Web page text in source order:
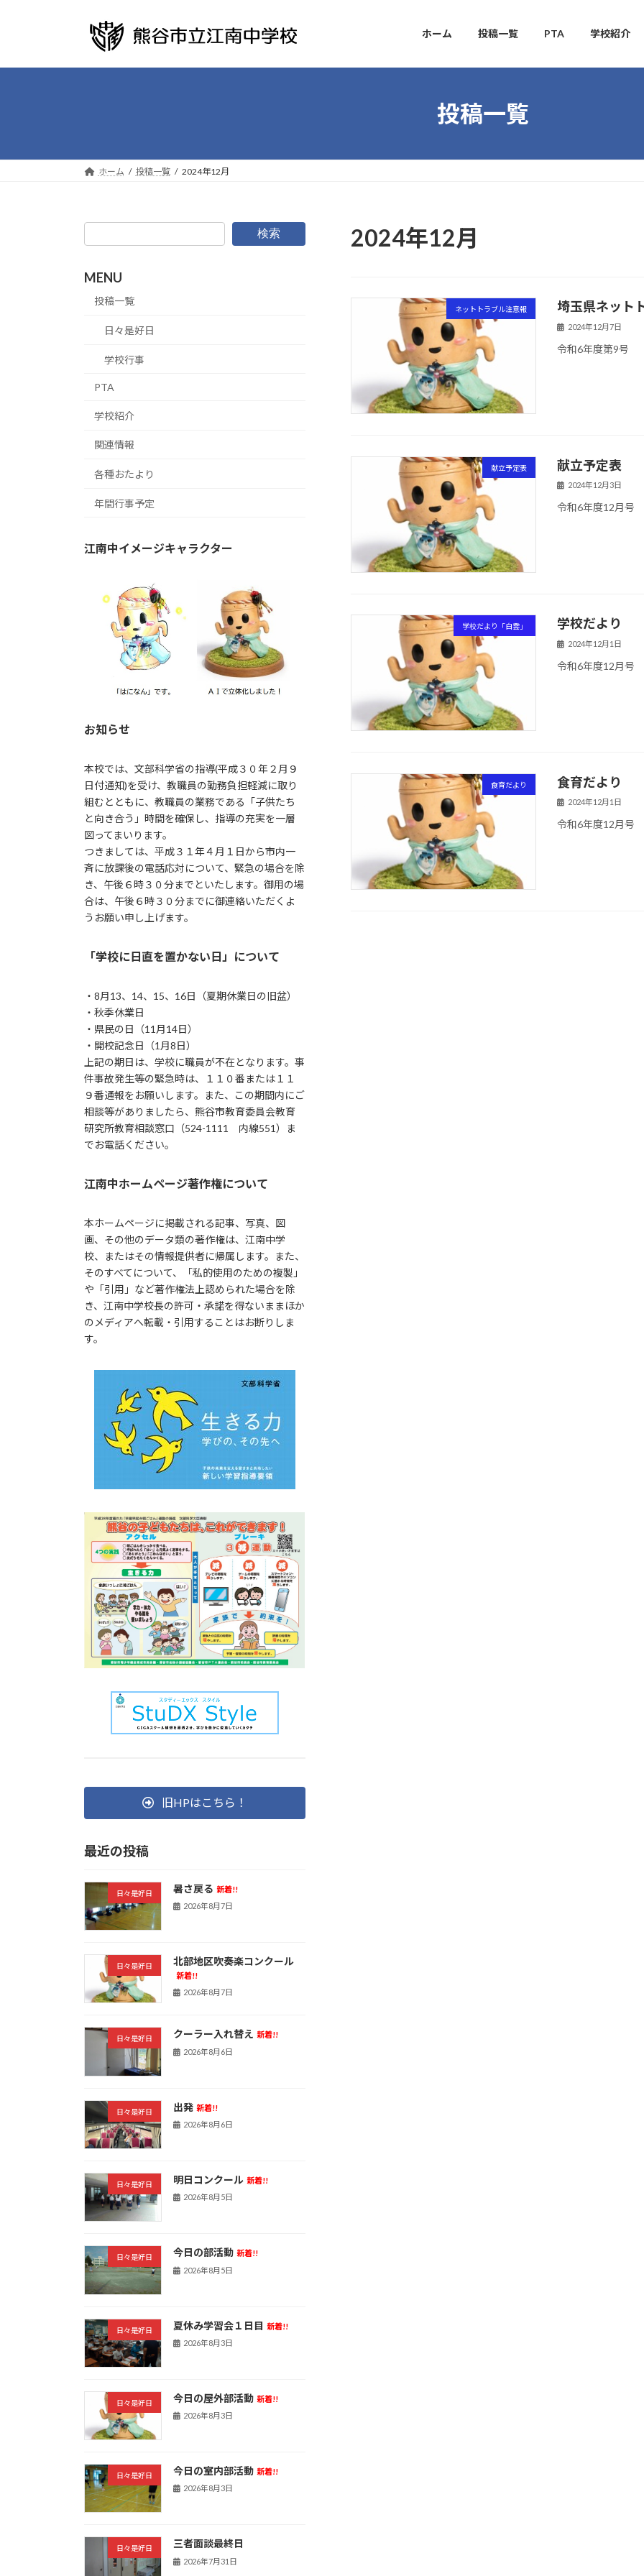
プ
動
ホーム 投稿一覧 PTA 学校紹介
投稿一覧
ホーム 投稿一覧 2024年12月
2024年12月
ネットトラブル注意報 埼玉県ネット
2024年12月7日
令和6年度第9号
献立予定表 献立予定表
2024年12月3日
令和6年度12月号
学校だより「白雲」 学校だより
2024年12月1日
令和6年度12月号
食育だより 食育だより
2024年12月1日
令和6年度12月号
検索
MENU
投稿一覧
日々是好日
学校行事
PTA
学校紹介
関連情報
各種おたより
年間行事予定
江南中イメージキャラクター
お知らせ
本校では、文部科学省の指導(平成３０年２月９
日付通知)を受け、教職員の勤務負担軽減に取り
組むとともに、教職員の業務である「子供たち
と向き合う」時間を確保し、指導の充実を一層
図ってまいります。
つきましては、平成３１年４月１日から市内一
斉に放課後の電話応対について、緊急の場合を除
き、午後６時３０分までといたします。御用の場
合は、午後６時３０分までに御連絡いただくよ
うお願い申し上げます。
「学校に日直を置かない日」について
・8月13、14、15、16日（夏期休業日の旧盆）
・秋季休業日
・県民の日（11月14日）
・開校記念日（1月8日）
上記の期日は、学校に職員が不在となります。事
件事故発生等の緊急時は、１１０番または１１
９番通報をお願いします。また、この期間内にご
相談等がありましたら、熊谷市教育委員会教育
研究所教育相談窓口（524-1111 内線551）ま
でお電話ください。
江南中ホームページ著作権について
本ホームページに掲載される記事、写真、図
画、その他のデータ類の著作権は、江南中学
校、またはその情報提供者に帰属します。また、
そのすべてについて、「私的使用のための複製」
や「引用」など著作権法上認められた場合を除
き、江南中学校長の許可・承諾を得ないままほか
のメディアへ転載・引用することはお断りしま
す。
旧HPはこちら！
最近の投稿
日々是好日 暑さ戻る 新着!!
2026年8月7日
日々是好日 北部地区吹奏楽コンクール
新着!!
2026年8月7日
日々是好日 クーラー入れ替え 新着!!
2026年8月6日
日々是好日 出発 新着!!
2026年8月6日
日々是好日 明日コンクール 新着!!
2026年8月5日
日々是好日 今日の部活動 新着!!
2026年8月5日
日々是好日 夏休み学習会１日目 新着!!
2026年8月3日
日々是好日 今日の屋外部活動 新着!!
2026年8月3日
日々是好日 今日の室内部活動 新着!!
2026年8月3日
日々是好日 三者面談最終日
2026年7月31日